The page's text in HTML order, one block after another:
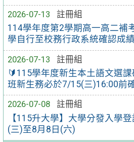
2026-07-13
註冊組
114學年度第2學期高一高二補
學自行至校務行政系統確認成績
2026-07-13
註冊組
🔰115學年度新生本土語文選
班新生務必於7/15(三)16:00前
2026-07-08
註冊組
【115升大學】大學分發入學
(三)至8月8日(六)